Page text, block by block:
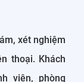
xét nghiệm
thoại. Khách
viện, phòng